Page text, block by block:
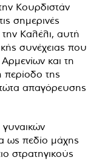
Κουρδιστάν
σημερινές
Καλέλι, αυτή
συνέχειας που
και τη
περίοδο της
απαγόρευσης
ως πεδίο μάχης
στρατηγικούς